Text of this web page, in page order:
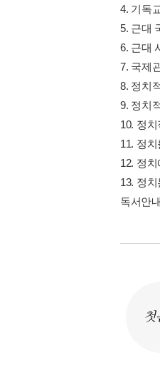
4. 기독
5. 근대
6. 근대
7. 국제
8. 정치
9. 정치
10. 정
11. 정
12. 정
13. 정
독서안
첫